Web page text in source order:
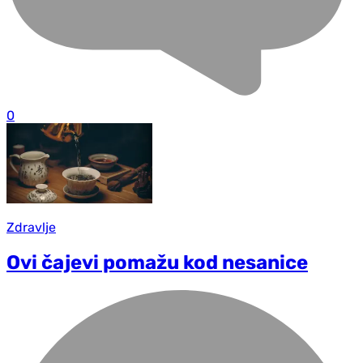
0
Zdravlje
Ovi čajevi pomažu kod nesanice